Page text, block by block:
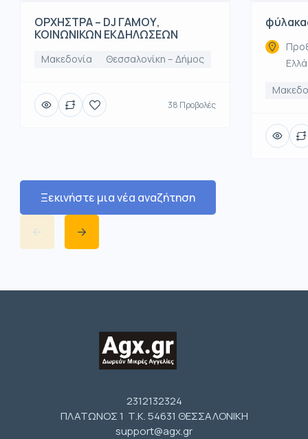
ΟΡΧΗΣΤΡΑ – DJ ΓΑΜΟΥ,
ΚΟΙΝΩΝΙΚΩΝ ΕΚΔΗΛΩΣΕΩΝ
Μακεδονία Θεσσαλονίκη – Δήμος
38 Προβολές
Ξεκινήστε μια νέα αναζήτηση
2312132324
ΠΛΑΤΩΝΟΣ 1 Τ.Κ. 54631 ΘΕΣΣΑΛΟΝΙΚΗ
support@agx.gr